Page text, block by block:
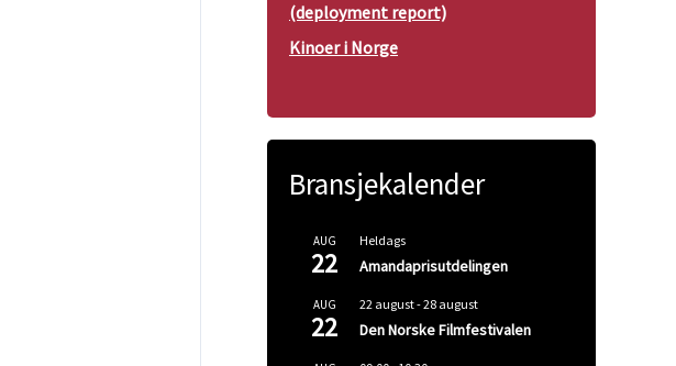
(deployment report)
Kinoer i Norge
Bransjekalender
AUG
22
Heldags
Amandaprisutdelingen
AUG
22
22 august-28 august
Den Norske Filmfestivalen